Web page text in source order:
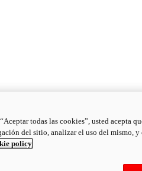
todas las cookies”, usted acepta
del sitio, analizar el uso del mismo, y
policy